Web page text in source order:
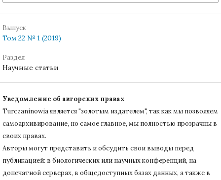
Выпуск
Том 22 № 1 (2019)
Раздел
Научные статьи
Уведомление об авторских правах
Turczaninowiа является "золотым издателем", так как мы позволяем
самоархивирование, но самое главное, мы полностью прозрачны в
своих правах.
Авторы могут представить и обсудить свои выводы перед
публикацией: в биологических или научных конференций, на
допечатной серверах, в общедоступных базах данных, а также в